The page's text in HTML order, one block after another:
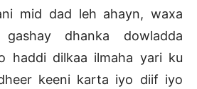
mid dad leh ahayn, waxa
dhanka dowladda
haddi dilkaa ilmaha yari ku
keeni karta iyo diif iyo